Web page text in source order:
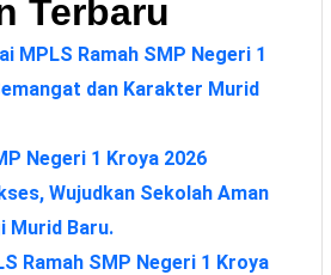
Terbaru
MPLS Ramah SMP Negeri 1
dan Karakter Murid
Negeri 1 Kroya 2026
Wujudkan Sekolah Aman
Murid Baru.
Ramah SMP Negeri 1 Kroya